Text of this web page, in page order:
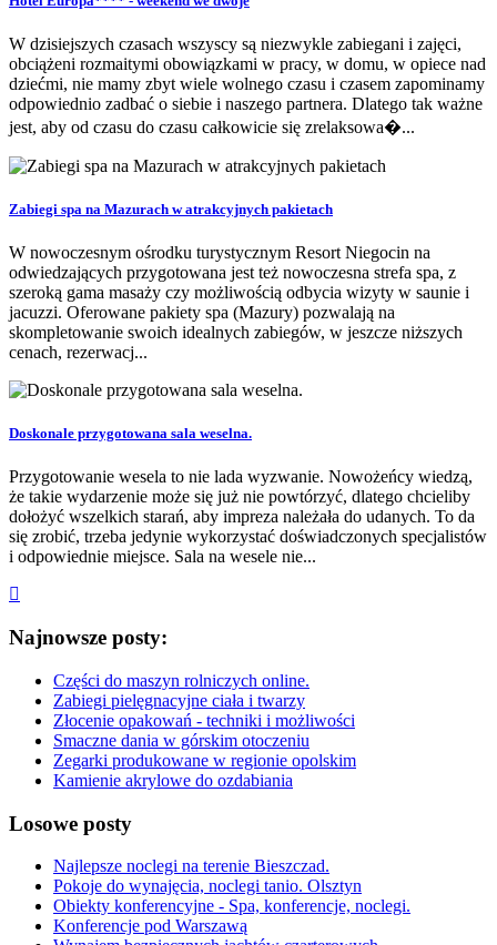
W dzisiejszych czasach wszyscy są niezwykle zabiegani i zajęci,
obciążeni rozmaitymi obowiązkami w pracy, w domu, w opiece nad
dziećmi, nie mamy zbyt wiele wolnego czasu i czasem zapominamy
odpowiednio zadbać o siebie i naszego partnera. Dlatego tak ważne
jest, aby od czasu do czasu całkowicie się zrelaksowa�...
Zabiegi spa na Mazurach w atrakcyjnych pakietach
W nowoczesnym ośrodku turystycznym Resort Niegocin na
odwiedzających przygotowana jest też nowoczesna strefa spa, z
szeroką gama masaży czy możliwością odbycia wizyty w saunie i
jacuzzi. Oferowane pakiety spa (Mazury) pozwalają na
skompletowanie swoich idealnych zabiegów, w jeszcze niższych
cenach, rezerwacj...
Doskonale przygotowana sala weselna.
Przygotowanie wesela to nie lada wyzwanie. Nowożeńcy wiedzą,
że takie wydarzenie może się już nie powtórzyć, dlatego chcieliby
dołożyć wszelkich starań, aby impreza należała do udanych. To da
się zrobić, trzeba jedynie wykorzystać doświadczonych specjalistów
i odpowiednie miejsce. Sala na wesele nie...
Najnowsze posty:
Części do maszyn rolniczych online.
Zabiegi pielęgnacyjne ciała i twarzy
Złocenie opakowań - techniki i możliwości
Smaczne dania w górskim otoczeniu
Zegarki produkowane w regionie opolskim
Kamienie akrylowe do ozdabiania
Losowe posty
Najlepsze noclegi na terenie Bieszczad.
Pokoje do wynajęcia, noclegi tanio. Olsztyn
Obiekty konferencyjne - Spa, konferencje, noclegi.
Konferencje pod Warszawą